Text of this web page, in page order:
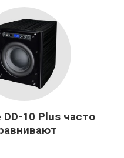
10 Plus часто